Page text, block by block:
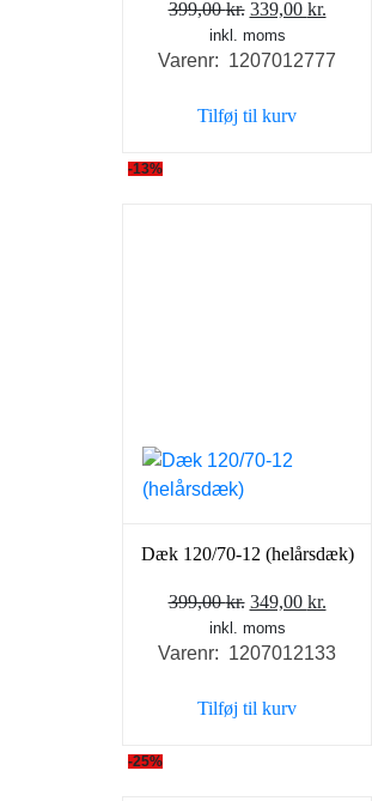
399,00kr. Den
oprindelige
pris
399,00 kr..
339,00 kr.
pris
inkl. moms
Varenr: 1207012777
Tilføj til kurv
-13%
Dæk 120/70-12 (helårsdæk)
399,00kr. Den
oprindelige
pris
399,00 kr..
349,00 kr.
pris
inkl. moms
Varenr: 1207012133
Tilføj til kurv
-25%